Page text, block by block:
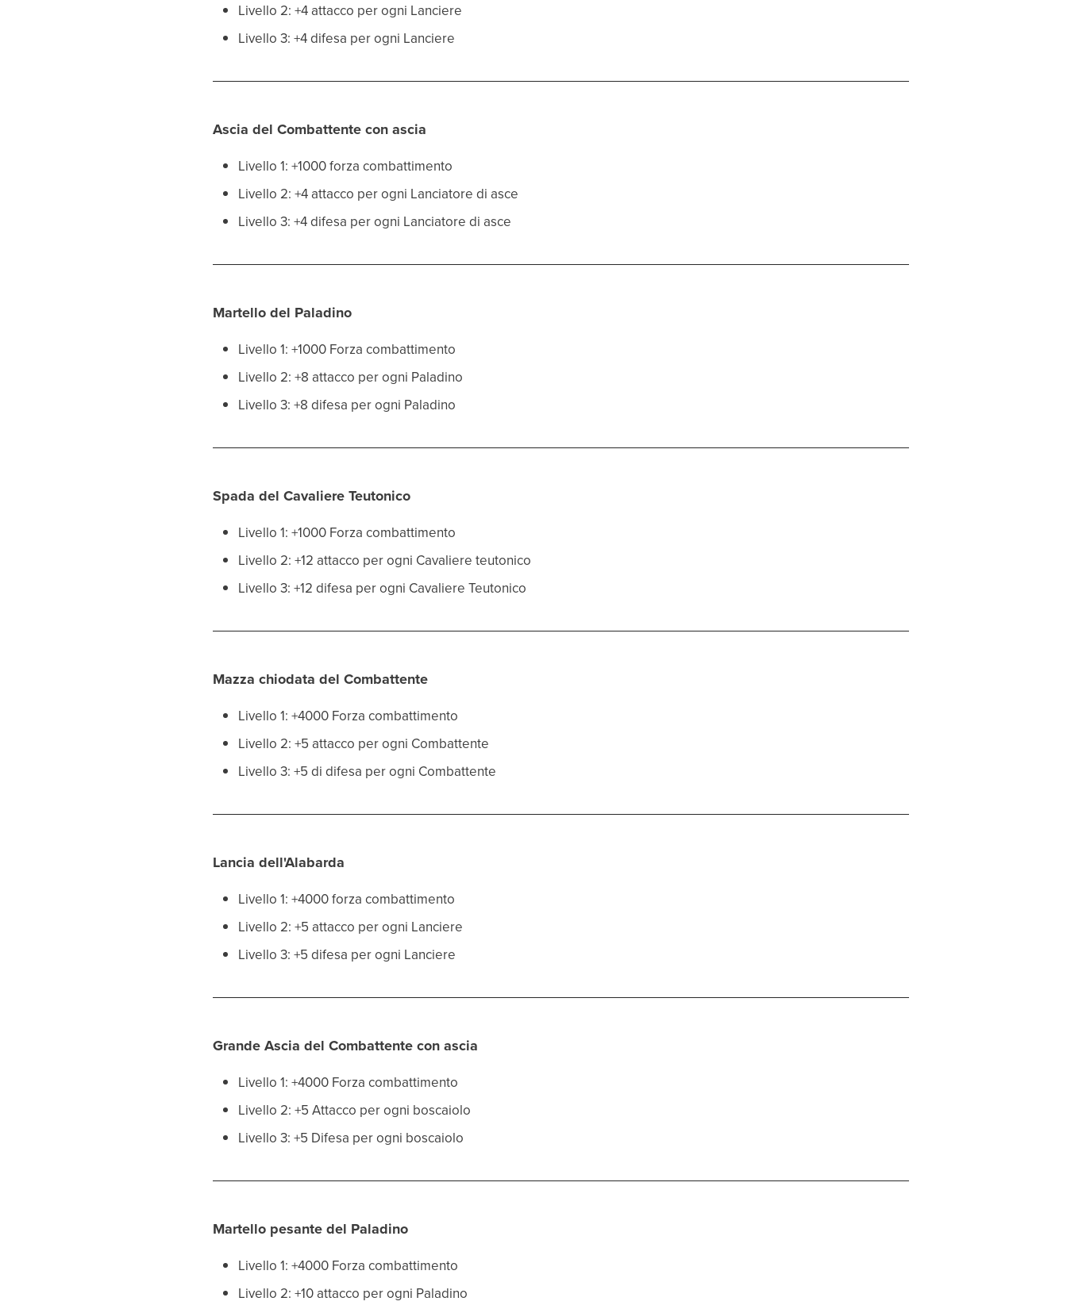
Livello 2: +4 attacco per ogni Lanciere
Livello 3: +4 difesa per ogni Lanciere
Ascia del Combattente con ascia
Livello 1: +1000 forza combattimento
Livello 2: +4 attacco per ogni Lanciatore di asce
Livello 3: +4 difesa per ogni Lanciatore di asce
Martello del Paladino
Livello 1: +1000 Forza combattimento
Livello 2: +8 attacco per ogni Paladino
Livello 3: +8 difesa per ogni Paladino
Spada del Cavaliere Teutonico
Livello 1: +1000 Forza combattimento
Livello 2: +12 attacco per ogni Cavaliere teutonico
Livello 3: +12 difesa per ogni Cavaliere Teutonico
Mazza chiodata del Combattente
Livello 1: +4000 Forza combattimento
Livello 2: +5 attacco per ogni Combattente
Livello 3: +5 di difesa per ogni Combattente
Lancia dell'Alabarda
Livello 1: +4000 forza combattimento
Livello 2: +5 attacco per ogni Lanciere
Livello 3: +5 difesa per ogni Lanciere
Grande Ascia del Combattente con ascia
Livello 1: +4000 Forza combattimento
Livello 2: +5 Attacco per ogni boscaiolo
Livello 3: +5 Difesa per ogni boscaiolo
Martello pesante del Paladino
Livello 1: +4000 Forza combattimento
Livello 2: +10 attacco per ogni Paladino